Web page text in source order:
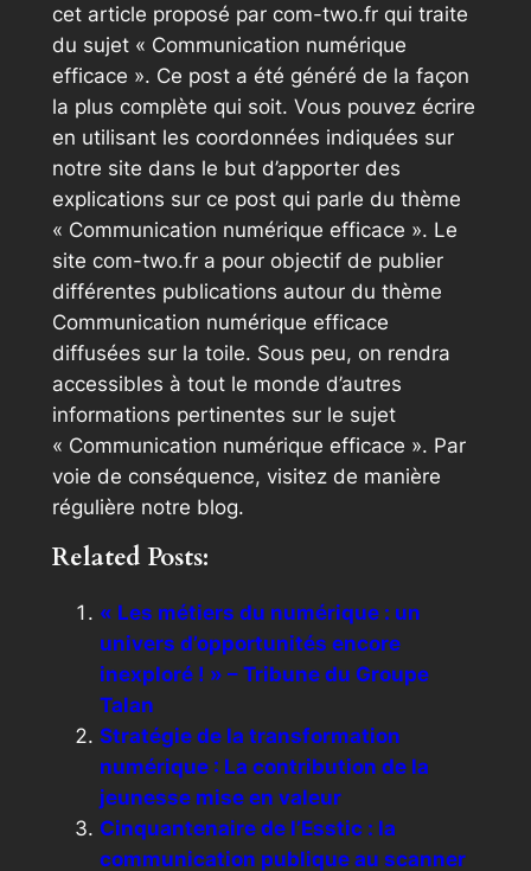
cet article proposé par com-two.fr qui traite
du sujet « Communication numérique
efficace ». Ce post a été généré de la façon
la plus complète qui soit. Vous pouvez écrire
en utilisant les coordonnées indiquées sur
notre site dans le but d’apporter des
explications sur ce post qui parle du thème
« Communication numérique efficace ». Le
site com-two.fr a pour objectif de publier
différentes publications autour du thème
Communication numérique efficace
diffusées sur la toile. Sous peu, on rendra
accessibles à tout le monde d’autres
informations pertinentes sur le sujet
« Communication numérique efficace ». Par
voie de conséquence, visitez de manière
régulière notre blog.
Related Posts:
« Les métiers du numérique : un
univers d’opportunités encore
inexploré ! » – Tribune du Groupe
Talan
Stratégie de la transformation
numérique : La contribution de la
jeunesse mise en valeur
Cinquantenaire de l’Esstic : la
communication publique au scanner